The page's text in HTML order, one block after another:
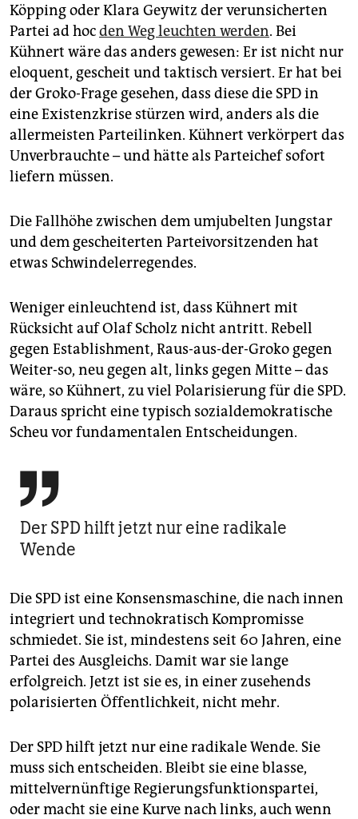
Köpping oder Klara Geywitz der verunsicherten
Partei ad hocden Weg leuchten werden. Bei
Kühnert wäre das anders gewesen: Er ist nicht nur
eloquent, gescheit und taktisch versiert. Er hat bei
der Groko-Frage gesehen, dass diese die SPD in
eine Existenzkrise stürzen wird, anders als die
allermeisten Parteilinken. Kühnert verkörpert das
Unverbrauchte – und hätte als Parteichef sofort
liefern müssen.
Die Fallhöhe zwischen dem umjubelten Jungstar
und dem gescheiterten Parteivorsitzenden hat
etwas Schwindelerregendes.
Weniger einleuchtend ist, dass Kühnert mit
Rücksicht auf Olaf Scholz nicht antritt. Rebell
gegen Establishment, Raus-aus-der-Groko gegen
Weiter-so, neu gegen alt, links gegen Mitte – das
wäre, so Kühnert, zu viel Polarisierung für die SPD.
Daraus spricht eine typisch sozialdemokratische
Scheu vor fundamentalen Entscheidungen.

Der SPD hilft jetzt nur eine radikale
Wende
Die SPD ist eine Konsensmaschine, die nach innen
integriert und technokratisch Kompromisse
schmiedet. Sie ist, mindestens seit 60 Jahren, eine
Partei des Ausgleichs. Damit war sie lange
erfolgreich. Jetzt ist sie es, in einer zusehends
polarisierten Öffentlichkeit, nicht mehr.
Der SPD hilft jetzt nur eine radikale Wende. Sie
muss sich entscheiden. Bleibt sie eine blasse,
mittelvernünftige Regierungsfunktionspartei,
oder macht sie eine Kurve nach links, auch wenn